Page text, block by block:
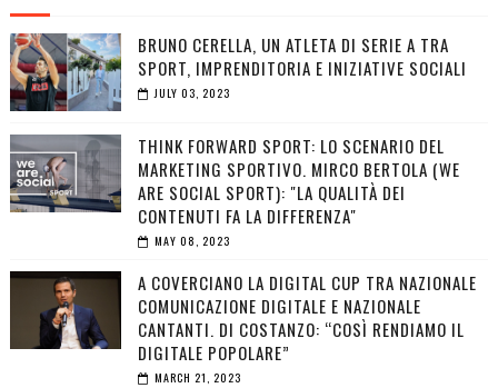
BRUNO CERELLA, UN ATLETA DI SERIE A TRA
SPORT, IMPRENDITORIA E INIZIATIVE SOCIALI
JULY 03, 2023
THINK FORWARD SPORT: LO SCENARIO DEL
MARKETING SPORTIVO. MIRCO BERTOLA (WE
ARE SOCIAL SPORT): "LA QUALITÀ DEI
CONTENUTI FA LA DIFFERENZA"
MAY 08, 2023
A COVERCIANO LA DIGITAL CUP TRA NAZIONALE
COMUNICAZIONE DIGITALE E NAZIONALE
CANTANTI. DI COSTANZO: “COSÌ RENDIAMO IL
DIGITALE POPOLARE”
MARCH 21, 2023